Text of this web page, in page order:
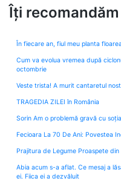
Îți
În fiecare an, fiul meu planta
Cum va evolua vremea după
octombrie
Veste trista! A murit cantaretul
TRAGEDIA ZILEI în România
Sorin Am o problemă gravă cu
Fecioara La 70 De Ani: Povestea
Prajitura de Legume Proaspete
Abia acum s-a aflat. Ce mesaj a
ei. Fiica ei a dezvăluit